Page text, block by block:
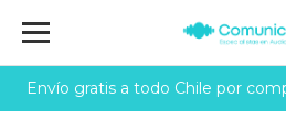
Envío gratis a todo Chile por